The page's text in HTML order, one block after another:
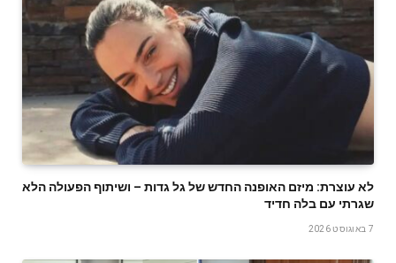
לא עוצרת: מיזם האופנה החדש של גל גדות – ושיתוף הפעולה הלא
שגרתי עם בלה חדיד
7 באוגוסט 2026